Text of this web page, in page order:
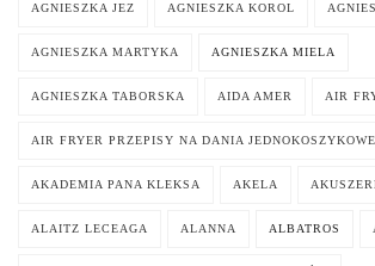
AGNIESZKA JEZ AGNIESZKA KOROL
AGNIESZKA MARTYKA AGNIESZKA MIELA
AGNIESZKA TABORSKA AIDA AMER AIR
AIR FRYER PRZEPISY NA DANIA JEDNOKOSZYKOWE
AKADEMIA PANA KLEKSA AKELA
ALAITZ LECEAGA ALANNA ALBATROS